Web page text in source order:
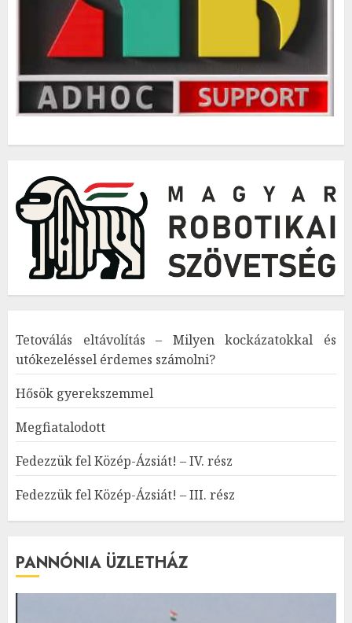
Tetoválás eltávolítás – Milyen kockázatokkal és
utókezeléssel érdemes számolni?
Hősök gyerekszemmel
Megfiatalodott
Fedezzük fel Közép-Ázsiát! – IV. rész
Fedezzük fel Közép-Ázsiát! – III. rész
PANNÓNIA ÜZLETHÁZ